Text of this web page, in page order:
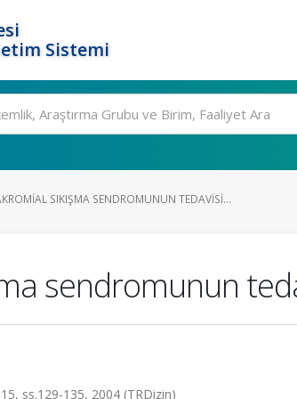
Sistemi
SIKIŞMA SENDROMUNUN TEDAVISI...
sendromunun
ss.129-135, 2004 (TRDizin)